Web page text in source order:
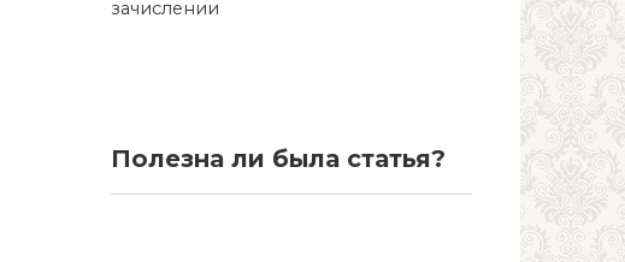
зачислении
Полезна ли была статья?